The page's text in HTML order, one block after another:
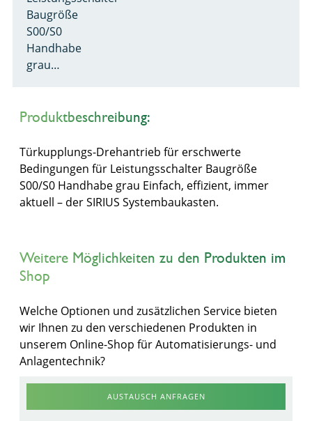
Baugröße
S00/S0
Handhabe
grau…
Produktbeschreibung:
Türkupplungs-Drehantrieb für erschwerte
Bedingungen für Leistungsschalter Baugröße
S00/S0 Handhabe grau Einfach, effizient, immer
aktuell – der SIRIUS Systembaukasten.
Weitere Möglichkeiten zu den Produkten im
Shop
Welche Optionen und zusätzlichen Service bieten
wir Ihnen zu den verschiedenen Produkten in
unserem Online-Shop für Automatisierungs- und
Anlagentechnik?
AUSTAUSCH ANFRAGEN